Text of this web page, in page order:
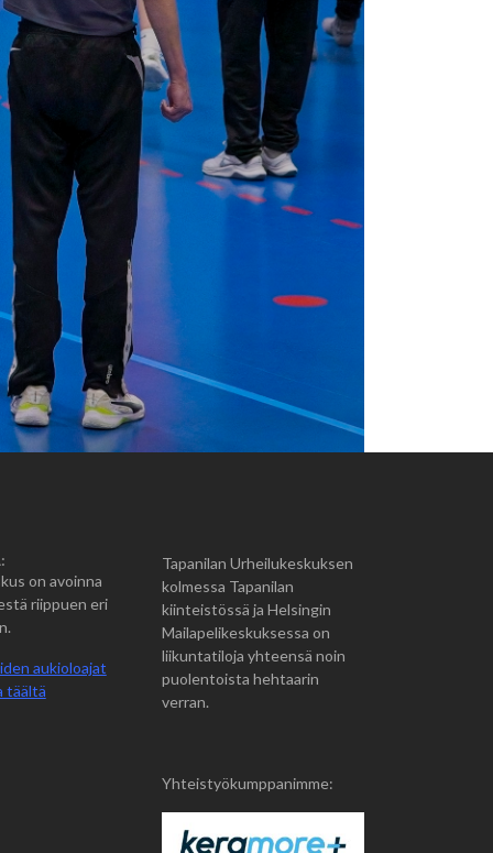
on avoinna
riippuen eri
aukioloajat
täältä
Tapanilan Urheilukeskuksen
kolmessa Tapanilan
kiinteistössä ja Helsingin
Mailapelikeskuksessa on
liikuntatiloja yhteensä noin
puolentoista hehtaarin
verran.
Yhteistyökumppanimme: